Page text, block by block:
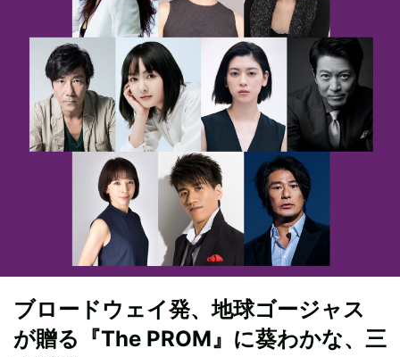
ブロードウェイ発、地球ゴージャス
が贈る『The PROM』に葵わかな、三